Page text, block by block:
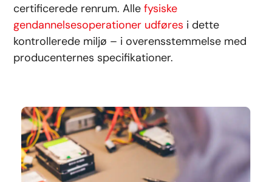
certificerede renrum. Allefysiske
gendannelsesoperationer udføres i dette
kontrollerede miljø – i overensstemmelse med
producenternes specifikationer.